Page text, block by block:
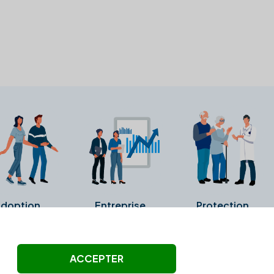
Entreprise Protection
ni été vérifiés par Alexia.fr.
ACCEPTER